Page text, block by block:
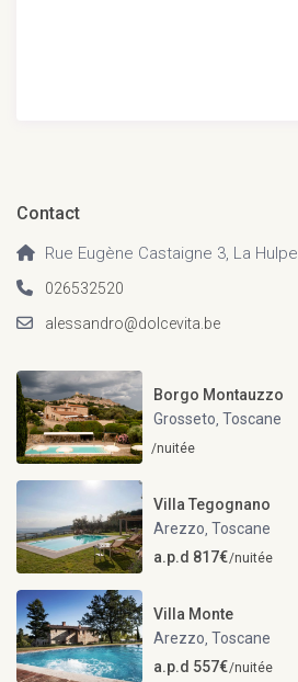
Contact
Rue Eugène Castaigne 3, La Hulpe
026532520
alessandro@dolcevita.be
Borgo Montauzzo
Grosseto ,Toscane
/nuitée
Villa Tegognano
Arezzo ,Toscane
a.p.d 817€/nuitée
Villa Monte
Arezzo ,Toscane
a.p.d 557€/nuitée